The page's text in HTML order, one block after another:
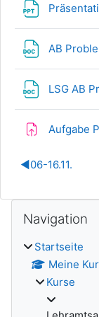
AB
LSG AB
Aufgabe
◀︎06-16.11.
Blöcke
Navigation
Startseite
Meine
Kurse